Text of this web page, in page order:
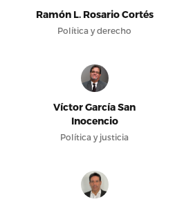
Ramón L. Rosario Cortés
Política y derecho
Víctor García San
Inocencio
Política y justicia